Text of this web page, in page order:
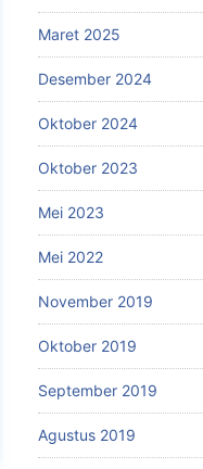
Maret 2025
Desember 2024
Oktober 2024
Oktober 2023
Mei 2023
Mei 2022
November 2019
Oktober 2019
September 2019
Agustus 2019